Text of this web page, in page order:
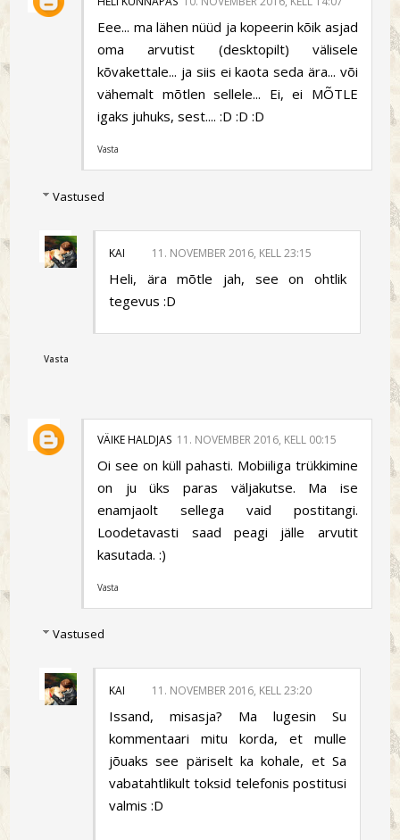
Eee... ma lähen nüüd ja kopeerin kõik asjad
oma arvutist (desktopilt) välisele
kõvakettale... ja siis ei kaota seda ära... või
vähemalt mõtlen sellele... Ei, ei MÕTLE
igaks juhuks, sest.... :D :D :D
Vasta
Vastused
KAI 11. NOVEMBER 2016, KELL 23:15
Heli, ära mõtle jah, see on ohtlik
tegevus :D
Vasta
VÄIKE HALDJAS 11. NOVEMBER 2016, KELL 00:15
Oi see on küll pahasti. Mobiiliga trükkimine
on ju üks paras väljakutse. Ma ise
enamjaolt sellega vaid postitangi.
Loodetavasti saad peagi jälle arvutit
kasutada. :)
Vasta
Vastused
KAI 11. NOVEMBER 2016, KELL 23:20
Issand, misasja? Ma lugesin Su
kommentaari mitu korda, et mulle
jõuaks see päriselt ka kohale, et Sa
vabatahtlikult toksid telefonis postitusi
valmis :D